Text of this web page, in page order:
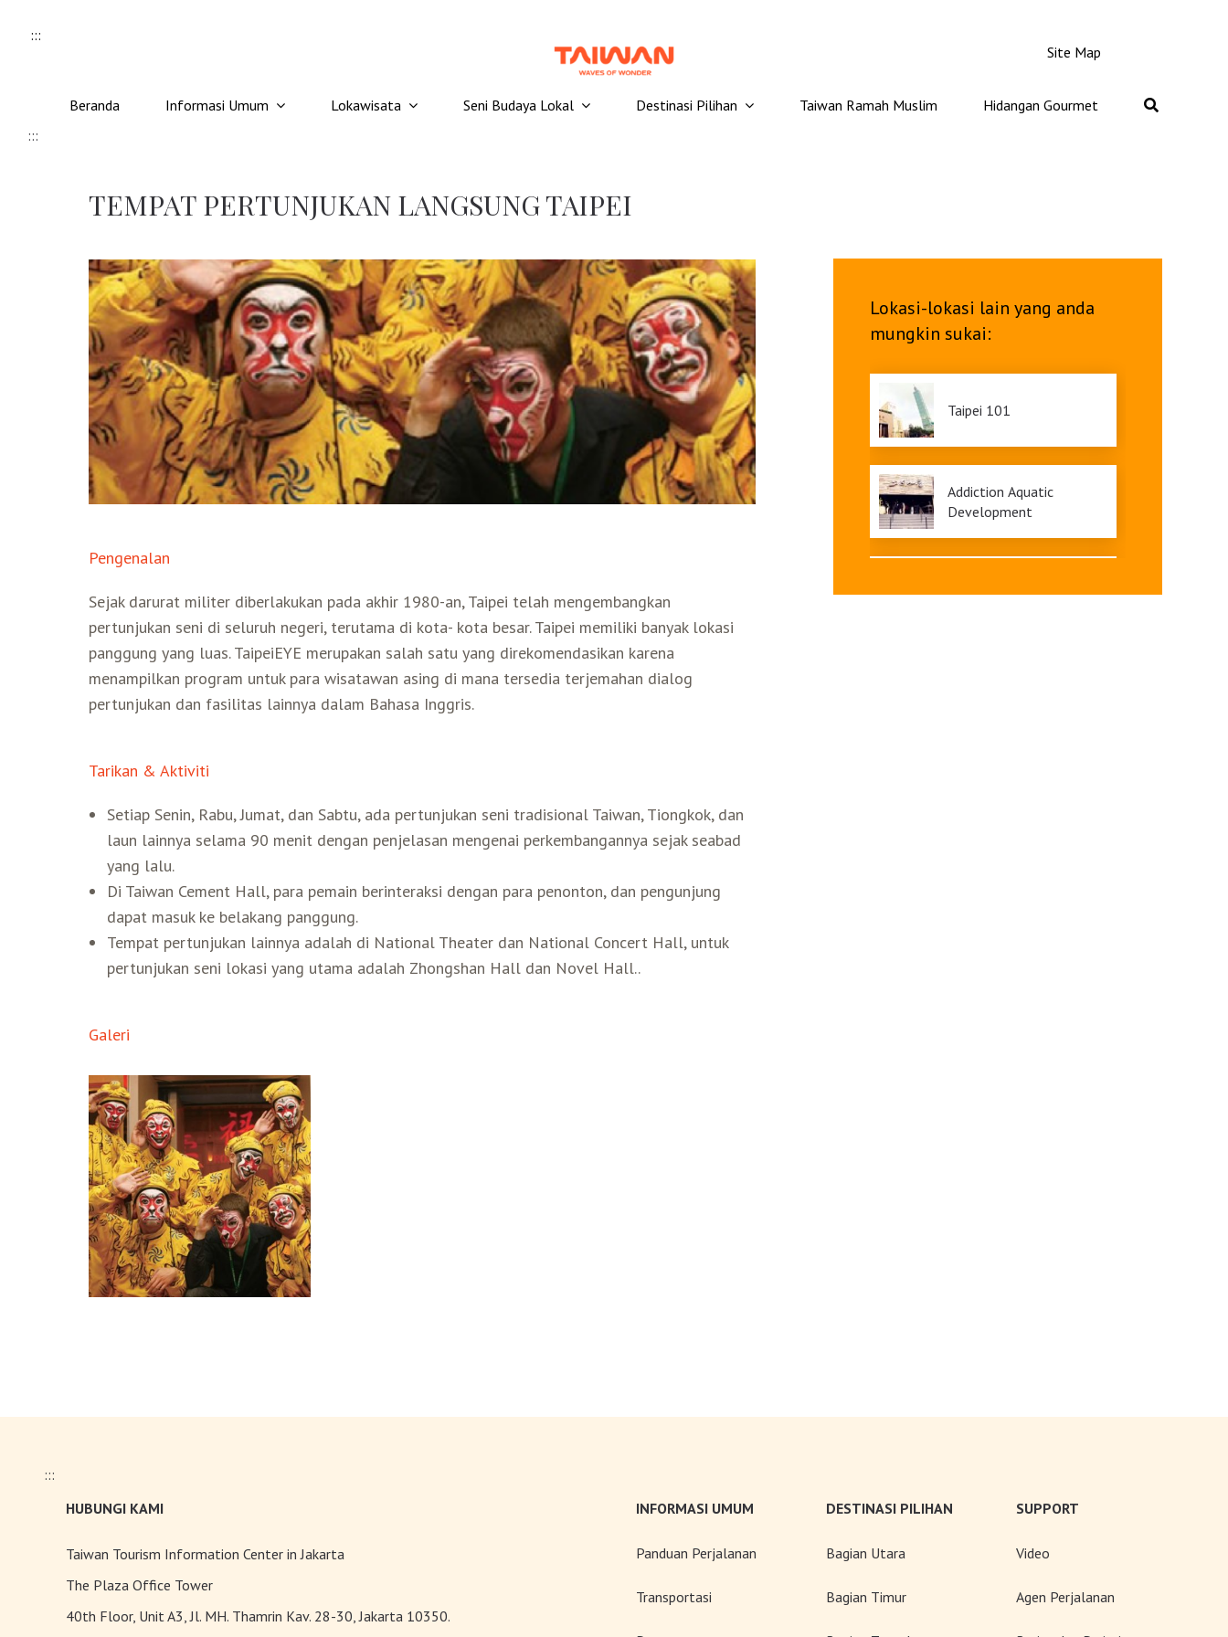
:::
Site Map
Beranda Informasi Umum Lokawisata Seni Budaya Lokal Destinasi Pilihan Taiwan Ramah Muslim
Hidangan Gourmet
:::
TEMPAT PERTUNJUKAN LANGSUNG TAIPEI
Pengenalan
Sejak darurat militer diberlakukan pada akhir 1980-an, Taipei telah mengembangkan
pertunjukan seni di seluruh negeri, terutama di kota- kota besar. Taipei memiliki banyak lokasi
panggung yang luas. TaipeiEYE merupakan salah satu yang direkomendasikan karena
menampilkan program untuk para wisatawan asing di mana tersedia terjemahan dialog
pertunjukan dan fasilitas lainnya dalam Bahasa Inggris.
Tarikan & Aktiviti
Setiap Senin, Rabu, Jumat, dan Sabtu, ada pertunjukan seni tradisional Taiwan, Tiongkok, dan
laun lainnya selama 90 menit dengan penjelasan mengenai perkembangannya sejak seabad
yang lalu.
Di Taiwan Cement Hall, para pemain berinteraksi dengan para penonton, dan pengunjung
dapat masuk ke belakang panggung.
Tempat pertunjukan lainnya adalah di National Theater dan National Concert Hall, untuk
pertunjukan seni lokasi yang utama adalah Zhongshan Hall dan Novel Hall..
Galeri
Lokasi-lokasi lain yang anda
mungkin sukai:
Taipei 101
Addiction Aquatic
Development
:::
HUBUNGI KAMI
Taiwan Tourism Information Center in Jakarta
The Plaza Office Tower
40th Floor, Unit A3, Jl. MH. Thamrin Kav. 28-30, Jakarta 10350.
INFORMASI UMUM
Panduan Perjalanan
Transportasi
DESTINASI PILIHAN
Bagian Utara
Bagian Timur
SUPPORT
Video
Agen Perjalanan